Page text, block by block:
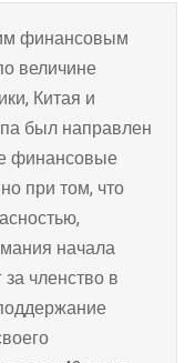
финансовым
величине
Китая и
был направлен
финансовые
при том, что
начала
членство в